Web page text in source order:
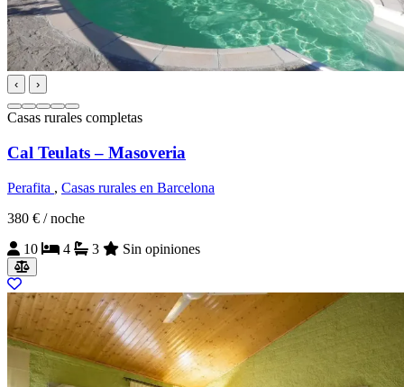
‹ ›
Casas rurales completas
Cal Teulats – Masoveria
Perafita , Casas rurales en Barcelona
380 € / noche
10
4 3 Sin opiniones